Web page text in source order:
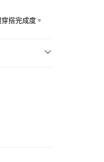
須另外申請。
到大哥付的交易
面所載為準。
訂單將自動取
搭完成度。